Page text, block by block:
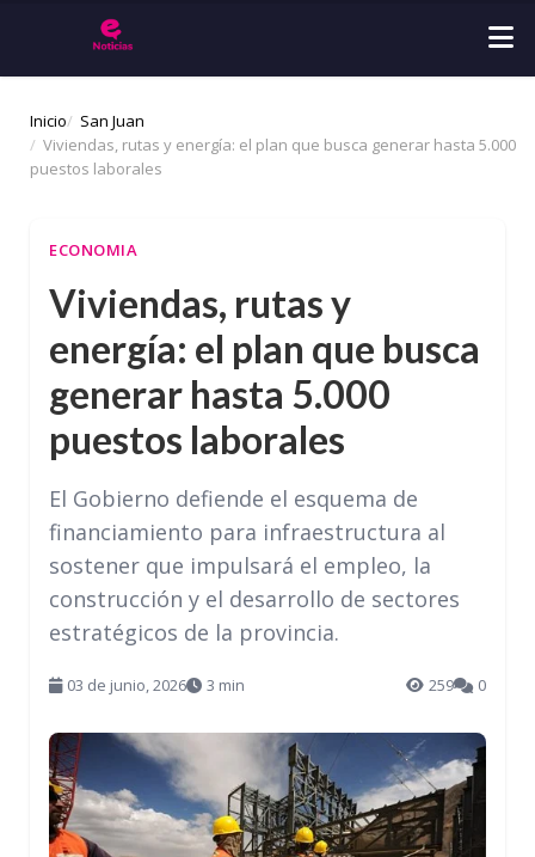
Inicio
San Juan
Viviendas, rutas y energía: el plan que busca generar hasta 5.000
puestos laborales
ECONOMIA
Viviendas, rutas y
energía: el plan que busca
generar hasta 5.000
puestos laborales
El Gobierno defiende el esquema de
financiamiento para infraestructura al
sostener que impulsará el empleo, la
construcción y el desarrollo de sectores
estratégicos de la provincia.
03 de junio, 2026 3 min 259 0